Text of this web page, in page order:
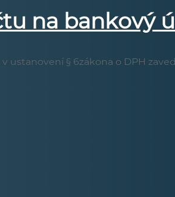
na bankový
v ustanovení § 6zákona o DPH